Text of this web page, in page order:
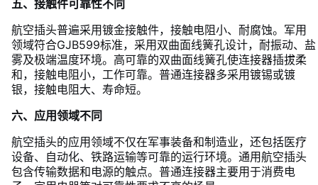
五、接触件可靠性不同
航空插头普遍采用镀金接触件，接触电阻小、耐腐蚀。军用
领域符合GJB599标准，采用双曲面线簧孔设计，耐振动、盐
雾及极端温度环境。高可靠的双曲面线簧孔使连接器插拔柔
和，接触电阻小，工作可靠。普通连接器多采用镀锡或镀
银，接触电阻大、寿命短。
六、应用领域不同
航空插头的应用领域不仅在军事装备和制造业，还包括医疗
设备、自动化、铁路运输等可靠的运行环境。通用航空插头
包含传输数据和电源的触点。普通连接器主要用于消费电